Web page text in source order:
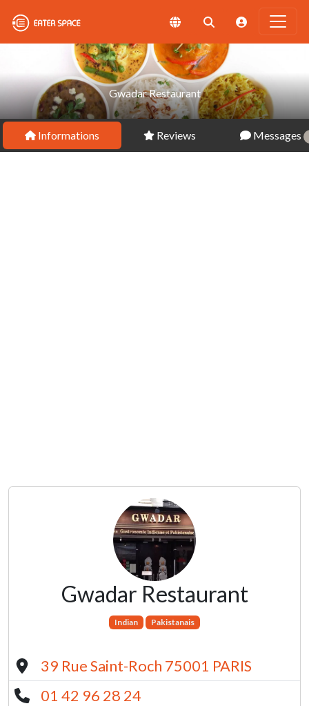
Gwadar Restaurant
Informations Reviews Messages
Gwadar Restaurant
Indian Pakistanais
39 Rue Saint-Roch 75001 PARIS
01 42 96 28 24